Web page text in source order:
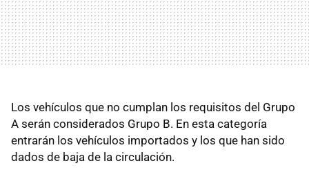
Los vehículos que no cumplan los requisitos del Grupo
A serán considerados Grupo B. En esta categoría
entrarán los vehículos importados y los que han sido
dados de baja de la circulación.